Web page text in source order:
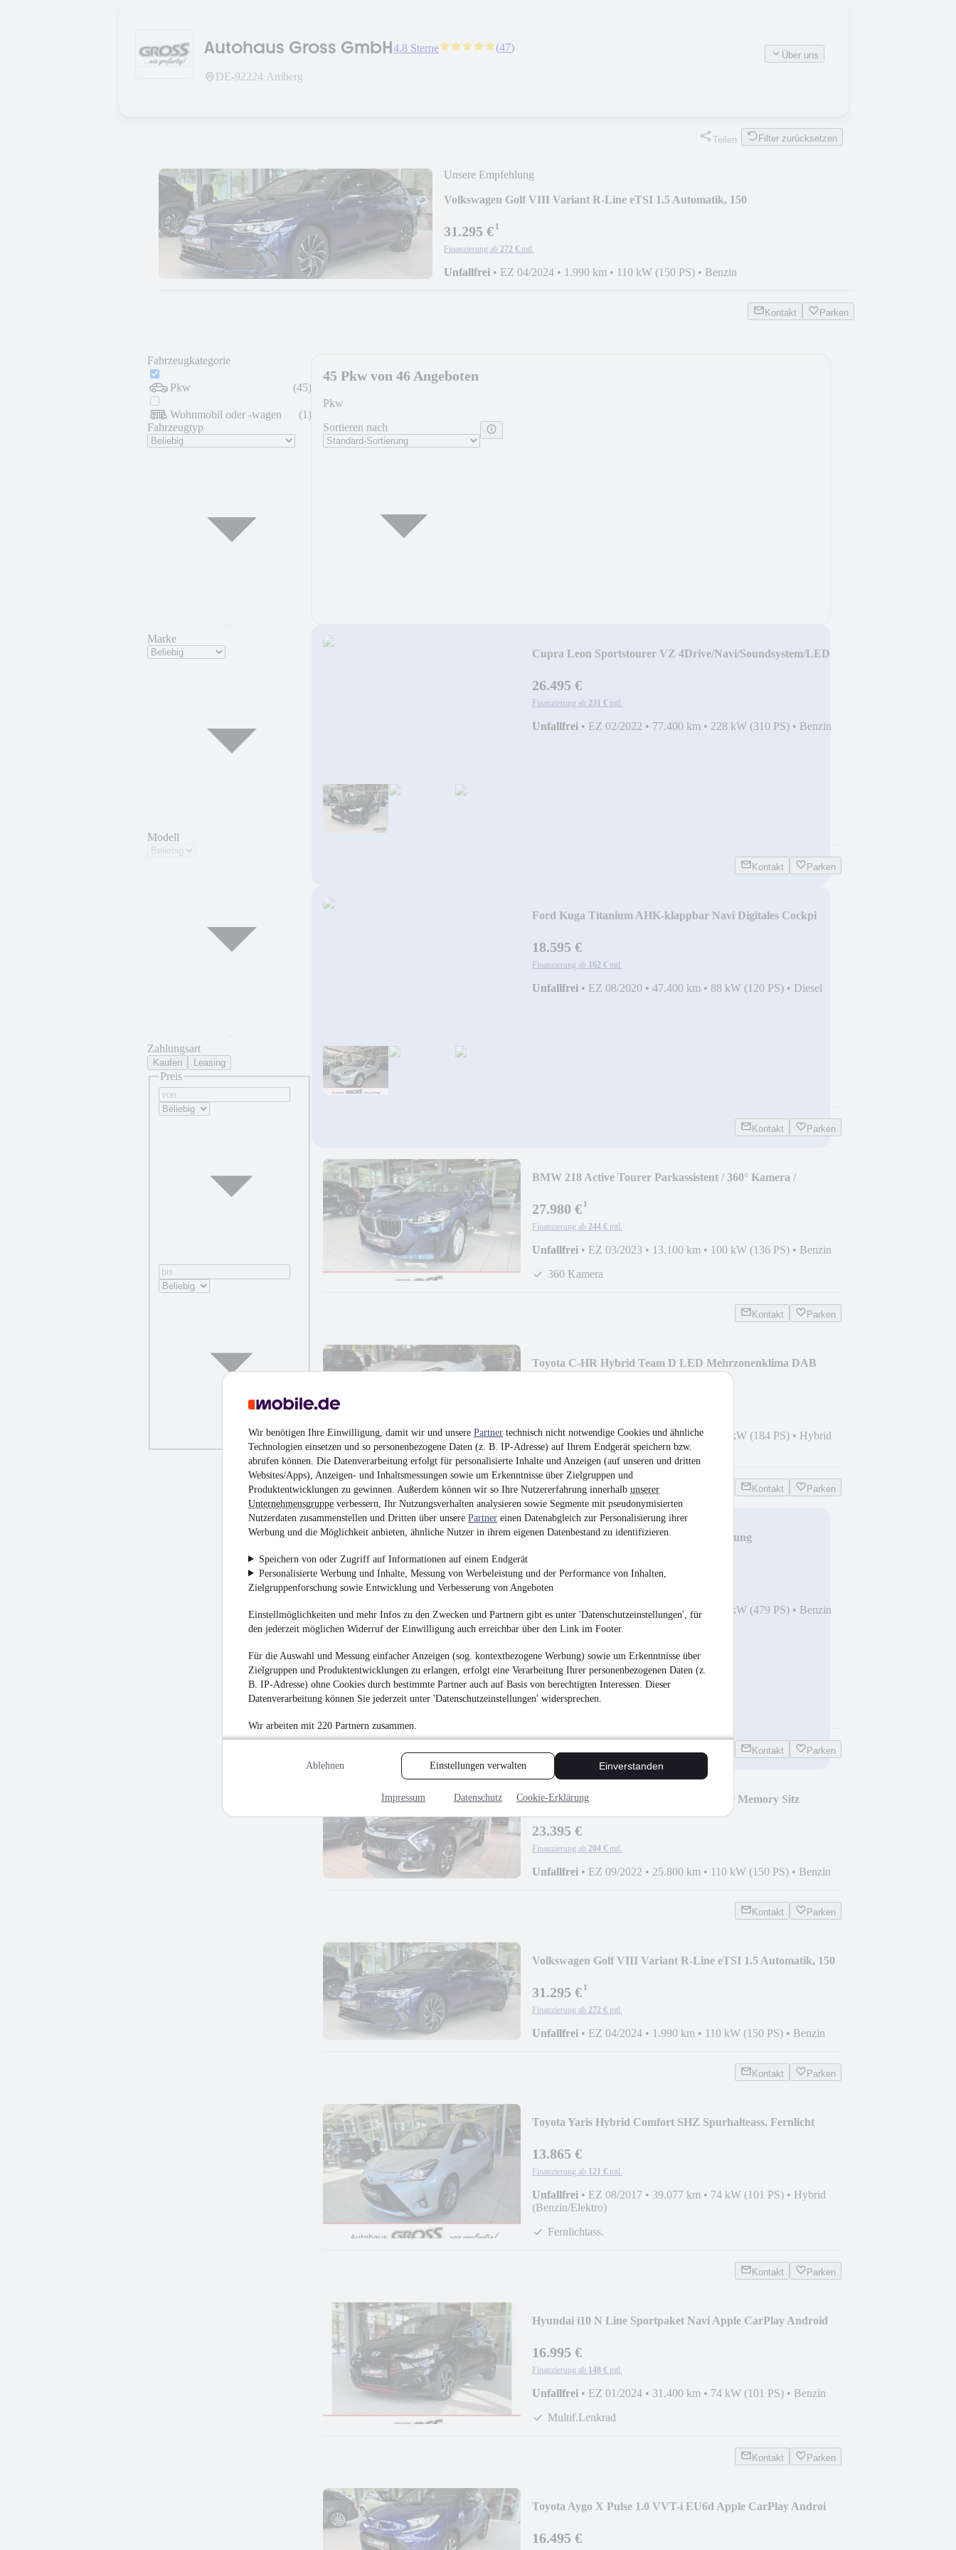
Wir benötigen Ihre Einwilligung, damit wir und unsere Partner technisch nicht notwendige Cookies und ähnliche
Technologien einsetzen und so personenbezogene Daten (z. B. IP-Adresse) auf Ihrem Endgerät speichern bzw.
abrufen können. Die Datenverarbeitung erfolgt für personalisierte Inhalte und Anzeigen (auf unseren und dritten
Websites/Apps), Anzeigen- und Inhaltsmessungen sowie um Erkenntnisse über Zielgruppen und
Produktentwicklungen zu gewinnen. Außerdem können wir so Ihre Nutzererfahrung innerhalb unserer
Unternehmensgruppe verbessern, Ihr Nutzungsverhalten analysieren sowie Segmente mit pseudonymisierten
Nutzerdaten zusammenstellen und Dritten über unsere Partner einen Datenabgleich zur Personalisierung ihrer
Werbung und die Möglichkeit anbieten, ähnliche Nutzer in ihrem eigenen Datenbestand zu identifizieren.
Speichern von oder Zugriff auf Informationen auf einem Endgerät
Personalisierte Werbung und Inhalte, Messung von Werbeleistung und der Performance von Inhalten,
Zielgruppenforschung sowie Entwicklung und Verbesserung von Angeboten
Einstellmöglichkeiten und mehr Infos zu den Zwecken und Partnern gibt es unter 'Datenschutzeinstellungen', für
den jederzeit möglichen Widerruf der Einwilligung auch erreichbar über den Link im Footer.
Für die Auswahl und Messung einfacher Anzeigen (sog. kontextbezogene Werbung) sowie um Erkenntnisse über
Zielgruppen und Produktentwicklungen zu erlangen, erfolgt eine Verarbeitung Ihrer personenbezogenen Daten (z.
B. IP-Adresse) ohne Cookies durch bestimmte Partner auch auf Basis von berechtigten Interessen. Dieser
Datenverarbeitung können Sie jederzeit unter 'Datenschutzeinstellungen' widersprechen.
Wir arbeiten mit 220 Partnern zusammen.
Ablehnen Einstellungen verwalten Einverstanden
Impressum Datenschutz Cookie-Erklärung
Autohaus Gross GmbH4.8 Sterne (47)
DE-92224 Amberg
Über uns
Teilen Filter zurücksetzen
Unsere Empfehlung
Volkswagen Golf VIII Variant R-Line eTSI 1.5 Automatik, 150
31.295 €¹
Finanzierung ab 272 € mtl.
Unfallfrei • EZ 04/2024 • 1.990 km • 110 kW (150 PS) • Benzin
Kontakt Parken
Fahrzeugkategorie
Pkw (45)
Wohnmobil oder -wagen (1)
Fahrzeugtyp
Marke
Modell
Zahlungsart
Kaufen Leasing
Preis
45 Pkw von 46 Angeboten
Pkw
Sortieren nach
Cupra Leon Sportstourer VZ 4Drive/Navi/Soundsystem/LED
26.495 €
Finanzierung ab 231 € mtl.
Unfallfrei • EZ 02/2022 • 77.400 km • 228 kW (310 PS) • Benzin
Kontakt Parken
Ford Kuga Titanium AHK-klappbar Navi Digitales Cockpi
18.595 €
Finanzierung ab 162 € mtl.
Unfallfrei • EZ 08/2020 • 47.400 km • 88 kW (120 PS) • Diesel
Kontakt Parken
BMW 218 Active Tourer Parkassistent / 360° Kamera /
27.980 €¹
Finanzierung ab 244 € mtl.
Unfallfrei • EZ 03/2023 • 13.100 km • 100 kW (136 PS) • Benzin
360 Kamera
Kontakt Parken
Toyota C-HR Hybrid Team D LED Mehrzonenklima DAB
Unfallfrei•EZ 07/2020• 60.400 km• 135 kW (184 PS) • Hybrid
(Benzin/Elektro)
Kontakt Parken
Audi RS3 Facelift / NO OPF / Vollausstattung
51.995 €
Finanzierung ab
Unfallfrei • EZ 05/2018 • 74.000 km 352 kW (479 PS) • Benzin
Kontakt Parken
Kia Sportage Spirit 1.6 T-GDI Navi Leder Memory Sitz
23.395 €
Finanzierung ab 204 € mtl.
Unfallfrei • EZ 09/2022 • 25.800 km • 110 kW (150 PS) • Benzin
Kontakt Parken
Volkswagen Golf VIII Variant R-Line eTSI 1.5 Automatik, 150
31.295 €¹
Finanzierung ab 272 € mtl.
Unfallfrei • EZ 04/2024 • 1.990 km • 110 kW (150 PS) • Benzin
Kontakt Parken
Toyota Yaris Hybrid Comfort SHZ Spurhalteass. Fernlicht
13.865 €
Finanzierung ab 121 € mtl.
Unfallfrei • EZ 08/2017 • 39.077 km • 74 kW (101 PS) • Hybrid
(Benzin/Elektro)
Fernlichtass.
Kontakt Parken
Hyundai i10 N Line Sportpaket Navi Apple CarPlay Android
16.995 €
Finanzierung ab 148 € mtl.
Unfallfrei • EZ 01/2024 • 31.400 km • 74 kW (101 PS) • Benzin
Multif.Lenkrad
Kontakt Parken
Toyota Aygo X Pulse 1.0 VVT-i EU6d Apple CarPlay Androi
16.495 €